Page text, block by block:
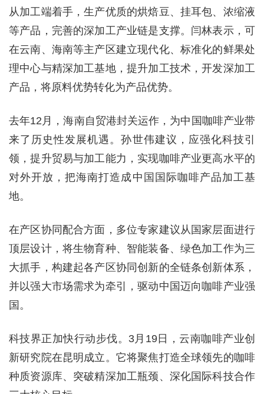
从加工端着手，生产优质的烘焙豆、挂耳包、浓缩液
等产品，完善的深加工产业链是支撑。闫林表示，可
在云南、海南等主产区建立现代化、标准化的鲜果处
理中心与精深加工基地，提升加工技术，开发深加工
产品，将原料优势转化为产品优势。
去年12月，海南自贸港封关运作，为中国咖啡产业带
来了历史性发展机遇。孙世伟建议，应强化科技引
领，提升贸易与加工能力，实现咖啡产业更高水平的
对外开放，把海南打造成中国国际咖啡产品加工基
地。
在产区协同配合方面，多位专家建议从国家层面进行
顶层设计，将生物育种、智能装备、绿色加工作为三
大抓手，构建起各产区协同创新的全链条创新体系，
并以强大市场需求为牵引，驱动中国迈向咖啡产业强
国。
科技界正加快行动步伐。3月19日，云南咖啡产业创
新研究院在昆明成立。它将聚焦打造全球领先的咖啡
种质资源库、突破精深加工瓶颈、深化国际科技合作